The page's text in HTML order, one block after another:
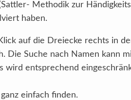
Methodik zur
haben.
auf die Dreiecke rechts in
Die Suche nach Namen kann
wird entsprechend
einfach finden.